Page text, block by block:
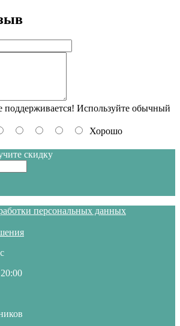
поддерживается! Используйте обычный
Хорошо
скидку
персональных данных